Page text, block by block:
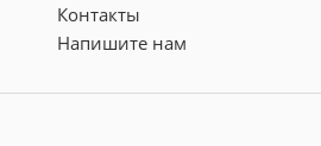
Контакты
Напишите нам